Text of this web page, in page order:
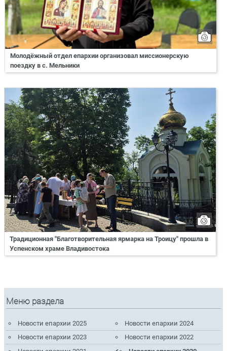
Молодёжный отдел епархии организовал миссионерскую
поездку в с. Мельники
Традиционная "Благотворительная ярмарка на Троицу" прошла в
Успенском храме Владивостока
Меню раздела
Новости епархии 2025
Новости епархии 2024
Новости епархии 2023
Новости епархии 2022